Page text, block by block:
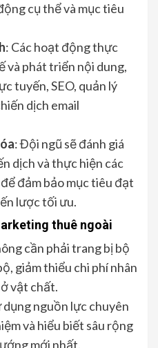
cụ thể và mục tiêu
: Các hoạt động thực
và phát triển nội dung,
tuyến, SEO, quản lý
dịch email
: Đội ngũ sẽ đánh giá
dịch và thực hiện các
đảm bảo mục tiêu đạt
lược tối ưu.
thuê ngoài
cần phải trang bị bộ
giảm thiểu chi phí nhân
vật chất.
dụng nguồn lực chuyên
và hiểu biết sâu rộng
mới nhất.